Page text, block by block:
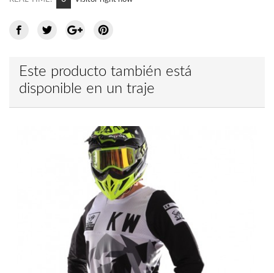
Este producto también está
disponible en un traje